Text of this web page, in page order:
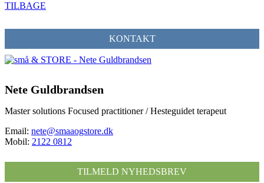
TILBAGE
KONTAKT
Nete Guldbrandsen
Master solutions Focused practitioner / Hesteguidet terapeut
Email: nete@smaaogstore.dk
Mobil: 2122 0812
TILMELD NYHEDSBREV